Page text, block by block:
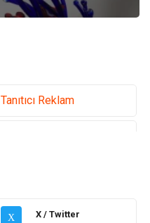
Tanıtıcı Reklam
Hukuk
X X / Twitter